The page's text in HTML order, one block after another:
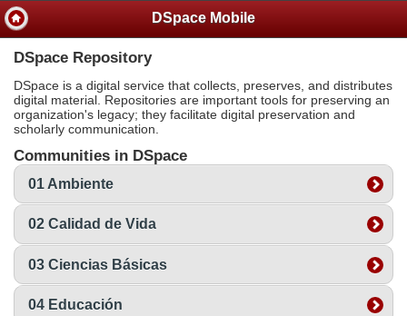
DSpace Mobile
DSpace Repository
DSpace is a digital service that collects, preserves, and distributes
digital material. Repositories are important tools for preserving an
organization's legacy; they facilitate digital preservation and
scholarly communication.
Communities in DSpace
01 Ambiente
02 Calidad de Vida
03 Ciencias Básicas
04 Educación